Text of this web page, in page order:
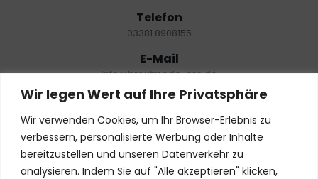
Wir legen Wert auf Ihre Privatsphäre
Wir verwenden Cookies, um Ihr Browser-Erlebnis zu
verbessern, personalisierte Werbung oder Inhalte
bereitzustellen und unseren Datenverkehr zu
analysieren. Indem Sie auf "Alle akzeptieren" klicken,
Telefon
03381 8908155
E-Mail
info@brautmode-brb.de
Öffnungszeiten
Nur mit Termin:
Dienstag – Freitag: 10:00 – 18:00 Uhr
Samstag: 10:00- 19:00 Uhr
Montag: geschlossen